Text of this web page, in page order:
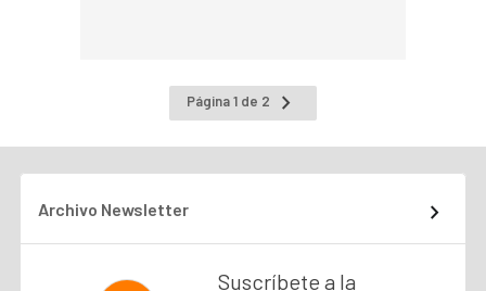
Página 1 de 2
a
Archivo Newsletter
Suscríbete a la